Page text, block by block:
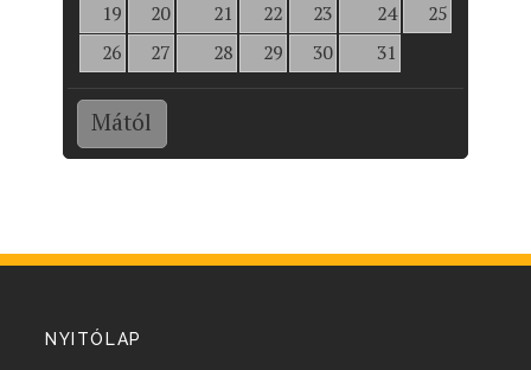
19
20 21 22 23 24
25
26
27 28 29 30 31
Mától
NYITÓLAP